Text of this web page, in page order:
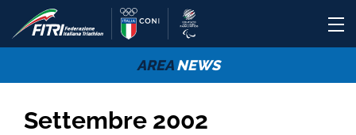
AREANEWS
Settembre 2002